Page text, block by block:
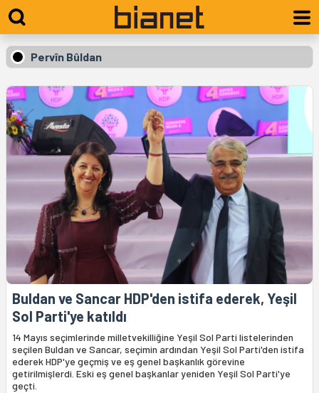
Pervîn Bûldan
Buldan ve Sancar HDP'den istifa ederek, Yeşil
Sol Parti'ye katıldı
14 Mayıs seçimlerinde milletvekilliğine Yeşil Sol Parti listelerinden
seçilen Buldan ve Sancar, seçimin ardından Yeşil Sol Parti'den istifa
ederek HDP'ye geçmiş ve eş genel başkanlık görevine
getirilmişlerdi. Eski eş genel başkanlar yeniden Yeşil Sol Parti'ye
geçti.